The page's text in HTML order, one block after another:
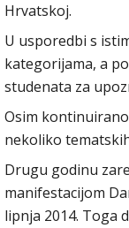
Hrvatskoj.
U usporedbi s
kategorijama, a
studenata za
Osim
nekoliko
Drugu godinu
manifestacijom
lipnja 2014. Toga